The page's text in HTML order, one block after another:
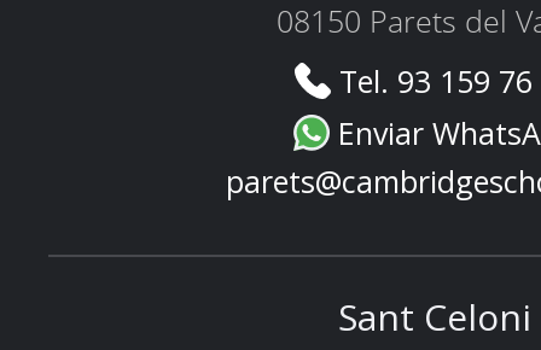
08150 Parets del
Tel. 93 159
Enviar
Sant Celoni